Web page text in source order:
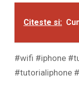
Citeste si:
#wifi #iphone
#tutorialiphone